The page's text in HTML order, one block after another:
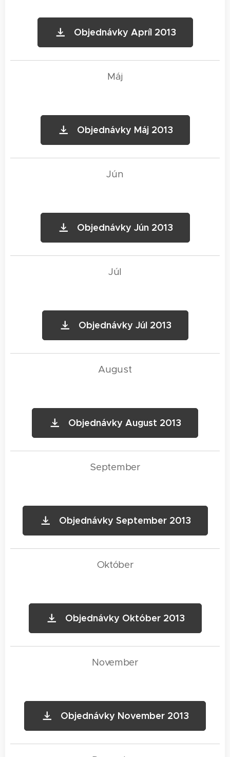
Objednávky Apríl 2013
Máj
Objednávky Máj 2013
Jún
Objednávky Jún 2013
Júl
Objednávky Júl 2013
August
Objednávky August 2013
September
Objednávky September 2013
Október
Objednávky Október 2013
November
Objednávky November 2013